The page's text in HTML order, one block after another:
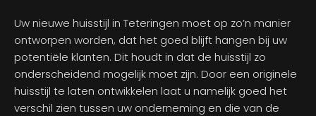
Uw nieuwe huisstijl in Teteringen moet op zo’n manier
ontworpen worden, dat het goed blijft hangen bij uw
potentiële klanten. Dit houdt in dat de huisstijl zo
onderscheidend mogelijk moet zijn. Door een originele
huisstijl te laten ontwikkelen laat u namelijk goed het
verschil zien tussen uw onderneming en die van de